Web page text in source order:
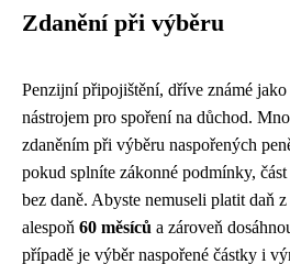
Zdanění při výběru
Penzijní připojištění, dříve známé
nástrojem pro spoření na důchod.
zdaněním při výběru naspořených
pokud splníte zákonné podmínky,
bez daně. Abyste nemuseli platit daň
alespoň 60 měsíců a zároveň
případě je výběr naspořené částky i